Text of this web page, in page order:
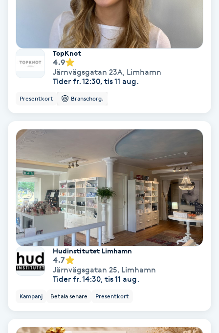
Diamantslipning
Enzympeeling
Extensions borttagning
Eyeliner-tatuering
Face framing
Faceliftmassage
Fet hårbotten
Fettreducering
TopKnot
4.9
Järnvägsgatan 23A, Limhamn
Tider fr. 12:30, tis 11 aug.
Presentkort Branschorg.
Hudinstitutet Limhamn
4.7
Järnvägsgatan 25, Limhamn
Tider fr. 14:30, tis 11 aug.
Kampanj Betala senare Presentkort